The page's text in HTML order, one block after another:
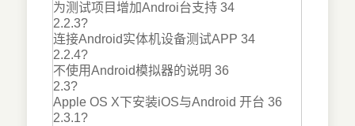
为测试项目增加Androi台支持 34
2.2.3?
连接Android实体机设备测试APP 34
2.2.4?
不使用Android模拟器的说明 36
2.3?
Apple OS X下安装iOS与Android 开台 36
2.3.1?